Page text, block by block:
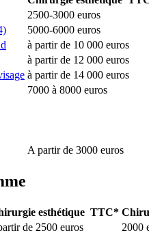
2500-3000 euros
5000-6000 euros
à partir de 10 000 euros
à partir de 12 000 euros
à partir de 14 000 euros
7000 à 8000 euros
A partir de 3000 euros
esthétique TTC*
de 2500 euros
2000